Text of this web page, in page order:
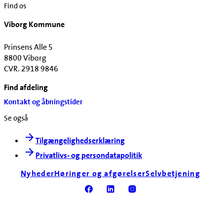
Find os
Viborg Kommune
Prinsens Alle 5
8800 Viborg
CVR. 2918 9846
Find afdeling
Kontakt og åbningstider
Se også
Tilgængelighedserklæring
Privatlivs- og persondatapolitik
NyhederHøringer og afgørelserSelvbetjening